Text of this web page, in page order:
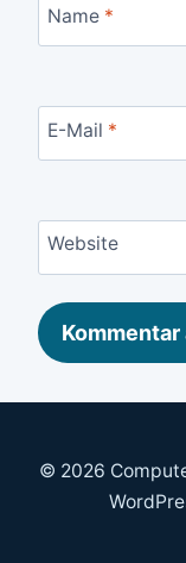
Name *
E-Mail *
Website
© 2026